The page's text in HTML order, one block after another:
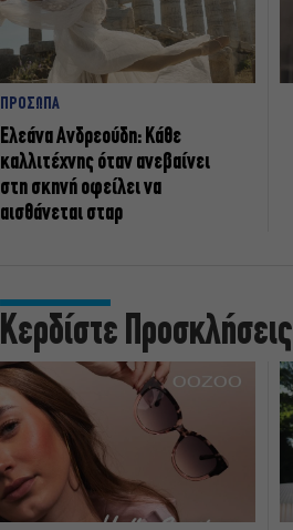
ΠΡΟΣΩΠΑ
Ελεάνα Ανδρεούδη: Κάθε
καλλιτέχνης όταν ανεβαίνει
στη σκηνή οφείλει να
αισθάνεται σταρ
Κερδίστε Προσκλήσεις